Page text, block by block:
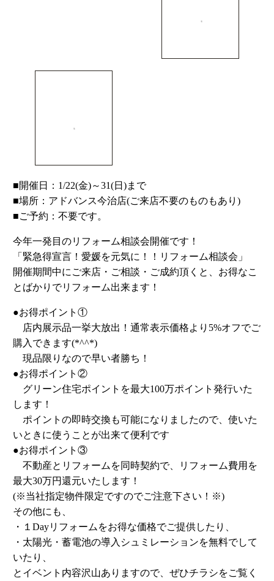
■開催日：1/22(金)～31(日)まで
■場所：アドバンス今治店(ご来店不要のものもあり)
■ご予約：不要です。
今年一発目のリフォーム相談会開催です！
「緊急得宣言！愛媛を元気に！！リフォーム相談会」
開催期間中にご来店・ご相談・ご成約頂くと、お得なこ
とばかりでリフォーム出来ます！
●お得ポイント①
店内展示品一挙大放出！通常表示価格より5%オフでご
購入できます(*^^*)
現品限りなので早い者勝ち！
●お得ポイント②
グリーン住宅ポイントを最大100万ポイント発行いた
します！
ポイントの即時交換も可能になりましたので、使いた
いときに使うことが出来て便利です
●お得ポイント③
不動産とリフォームを同時契約で、リフォーム費用を
最大30万円還元いたします！
(※当社指定物件限定ですのでご注意下さい！※)
その他にも、
・１Dayリフォームをお得な価格でご提供したり、
・太陽光・蓄電池の導入シュミレーションを無料でして
いたり、
とイベント内容沢山ありますので、ぜひチラシをご覧く